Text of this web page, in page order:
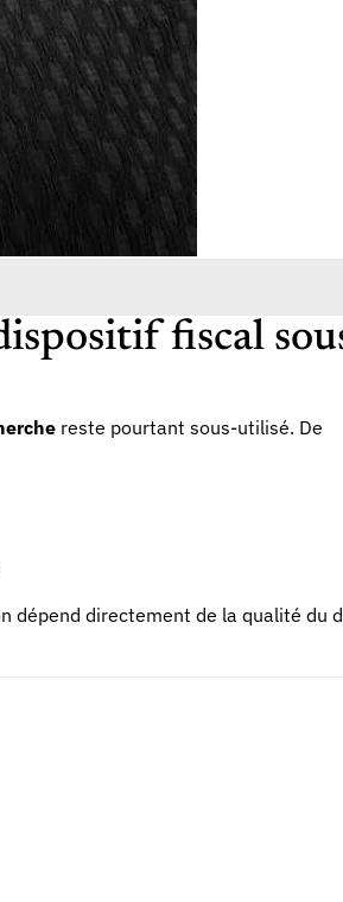
fiscal
reste pourtant sous-utilisé. De
dépend directement de la qualité du